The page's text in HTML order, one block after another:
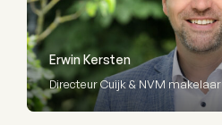
Erwin Kersten
Directeur Cuijk & NVM makelaar